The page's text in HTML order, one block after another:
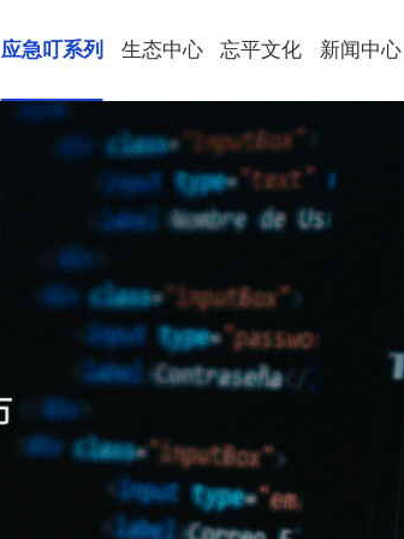
应急叮系列 生态中心 忘平文化 新闻中心